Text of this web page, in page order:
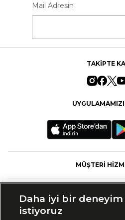
Mail Adresin
TAKİPTE
MÜŞTERİ
Daha iyi bir
istiyoruz